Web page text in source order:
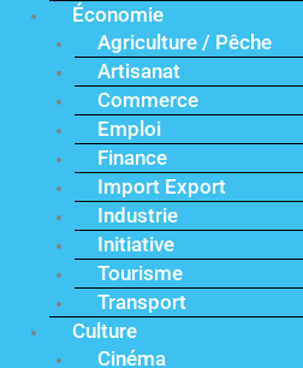
Économie
Agriculture / Pêche
Artisanat
Commerce
Emploi
Finance
Import Export
Industrie
Initiative
Tourisme
Transport
Culture
Cinéma